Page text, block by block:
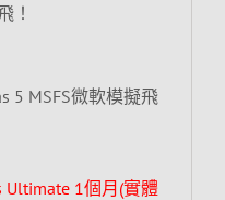
！
5 MSFS微軟模擬飛
Ultimate 1個月(實體